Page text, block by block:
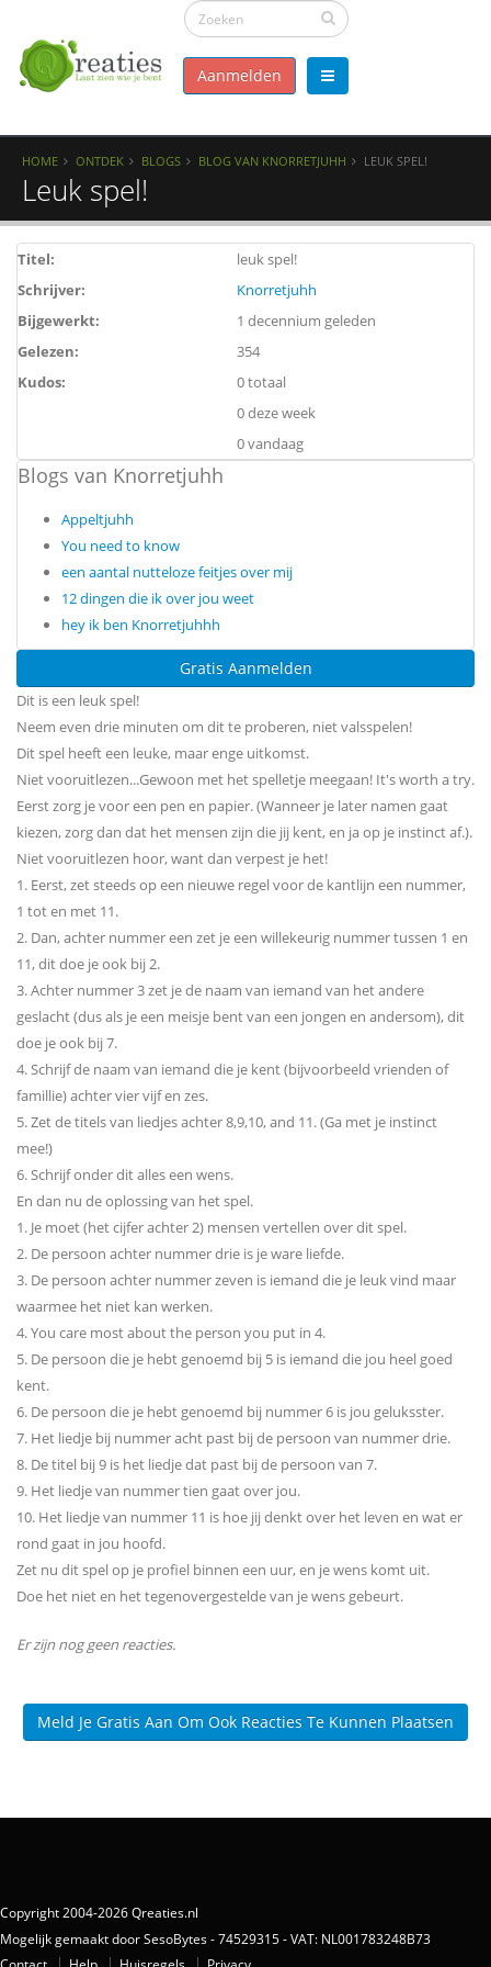
Aanmelden
HOME ONTDEK BLOGS BLOG VAN KNORRETJUHH LEUK SPEL!
Leuk spel!
Titel:
leuk spel!
Schrijver:
Knorretjuhh
Bijgewerkt:
1 decennium geleden
Gelezen:
354
Kudos:
0 totaal
0 deze week
0 vandaag
Blogs van Knorretjuhh
Appeltjuhh
You need to know
een aantal nutteloze feitjes over mij
12 dingen die ik over jou weet
hey ik ben Knorretjuhhh
Gratis Aanmelden
Dit is een leuk spel!
Neem even drie minuten om dit te proberen, niet valsspelen!
Dit spel heeft een leuke, maar enge uitkomst.
Niet vooruitlezen...Gewoon met het spelletje meegaan! It's worth a try.
Eerst zorg je voor een pen en papier. (Wanneer je later namen gaat
kiezen, zorg dan dat het mensen zijn die jij kent, en ja op je instinct af.).
Niet vooruitlezen hoor, want dan verpest je het!
1. Eerst, zet steeds op een nieuwe regel voor de kantlijn een nummer,
1 tot en met 11.
2. Dan, achter nummer een zet je een willekeurig nummer tussen 1 en
11, dit doe je ook bij 2.
3. Achter nummer 3 zet je de naam van iemand van het andere
geslacht (dus als je een meisje bent van een jongen en andersom), dit
doe je ook bij 7.
4. Schrijf de naam van iemand die je kent (bijvoorbeeld vrienden of
famillie) achter vier vijf en zes.
5. Zet de titels van liedjes achter 8,9,10, and 11. (Ga met je instinct
mee!)
6. Schrijf onder dit alles een wens.
En dan nu de oplossing van het spel.
1. Je moet (het cijfer achter 2) mensen vertellen over dit spel.
2. De persoon achter nummer drie is je ware liefde.
3. De persoon achter nummer zeven is iemand die je leuk vind maar
waarmee het niet kan werken.
4. You care most about the person you put in 4.
5. De persoon die je hebt genoemd bij 5 is iemand die jou heel goed
kent.
6. De persoon die je hebt genoemd bij nummer 6 is jou geluksster.
7. Het liedje bij nummer acht past bij de persoon van nummer drie.
8. De titel bij 9 is het liedje dat past bij de persoon van 7.
9. Het liedje van nummer tien gaat over jou.
10. Het liedje van nummer 11 is hoe jij denkt over het leven en wat er
rond gaat in jou hoofd.
Zet nu dit spel op je profiel binnen een uur, en je wens komt uit.
Doe het niet en het tegenovergestelde van je wens gebeurt.
Er zijn nog geen reacties.
Meld Je Gratis Aan Om Ook Reacties Te Kunnen Plaatsen
Copyright 2004-2026 Qreaties.nl
Mogelijk gemaakt door SesoBytes - 74529315 - VAT: NL001783248B73